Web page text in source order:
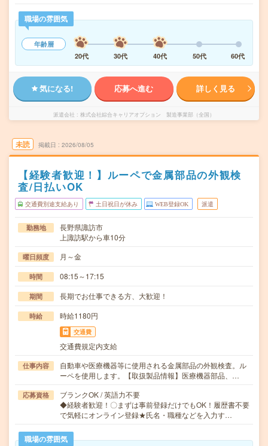
職場の雰囲気
年齢層
20代
30代 40代 50代 60代
気になる! 応募へ進む 詳しく見る
派遣会社 株式会社綜合キャリアオプション 製造事業部（全国）
未読 掲載日 2026/08/05
【経験者歓迎！】ルーペで金属部品の外観検
査/日払いOK
交通費別途支給あり 土日祝日が休み WEB登録OK 派遣
勤務地
長野県諏訪市
上諏訪駅から車10分
曜日頻度 月～金
時間 08:15～17:15
期間 長期でお仕事できる方、大歓迎！
時給 時給1180円
交通費
交通費規定内支給
仕事内容
自動車や医療機器等に使用される金属部品の外観検査。ル
ーペを使用します。【取扱製品情報】医療機器部品、…
応募資格
ブランクOK / 英語力不要
◆経験者歓迎！〇まずは事前登録だけでもOK！履歴書不要
で気軽にオンライン登録★氏名・職種などを入力す…
職場の雰囲気